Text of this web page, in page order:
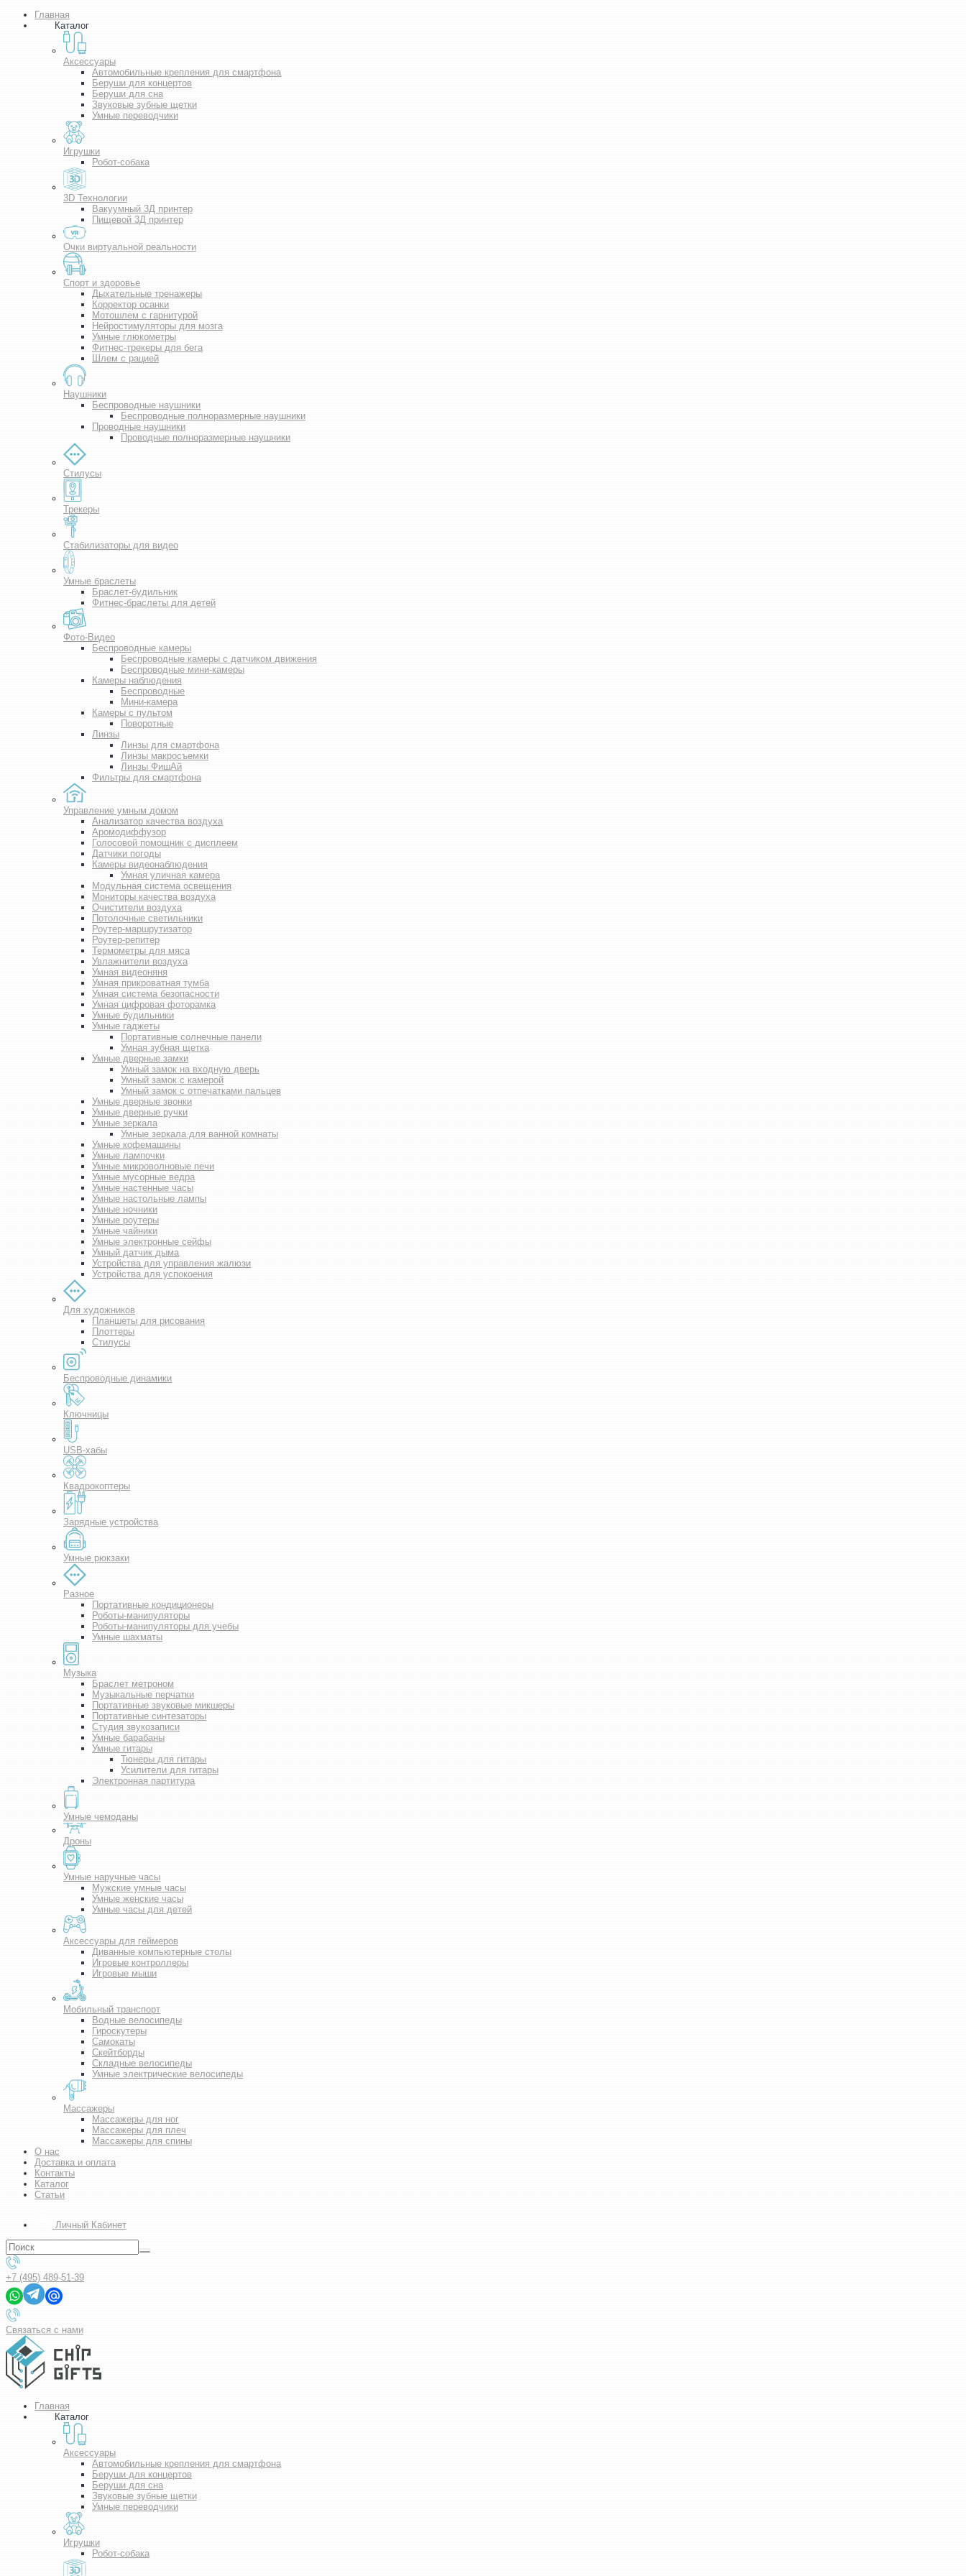
Главная
Каталог
Аксессуары
Автомобильные крепления для смартфона
Беруши для концертов
Беруши для сна
Звуковые зубные щетки
Умные переводчики
Игрушки
Робот-собака
3D Технологии
Вакуумный 3Д принтер
Пищевой 3Д принтер
Очки виртуальной реальности
Спорт и здоровье
Дыхательные тренажеры
Корректор осанки
Мотошлем с гарнитурой
Нейростимуляторы для мозга
Умные глюкометры
Фитнес-трекеры для бега
Шлем с рацией
Наушники
Беспроводные наушники
Беспроводные полноразмерные наушники
Проводные наушники
Проводные полноразмерные наушники
Стилусы
Трекеры
Стабилизаторы для видео
Умные браслеты
Браслет-будильник
Фитнес-браслеты для детей
Фото-Видео
Беспроводные камеры
Беспроводные камеры с датчиком движения
Беспроводные мини-камеры
Камеры наблюдения
Беспроводные
Мини-камера
Камеры с пультом
Поворотные
Линзы
Линзы для смартфона
Линзы макросъемки
Линзы ФишАй
Фильтры для смартфона
Управление умным домом
Анализатор качества воздуха
Аромодиффузор
Голосовой помощник с дисплеем
Датчики погоды
Камеры видеонаблюдения
Умная уличная камера
Модульная система освещения
Мониторы качества воздуха
Очистители воздуха
Потолочные светильники
Роутер-маршрутизатор
Роутер-репитер
Термометры для мяса
Увлажнители воздуха
Умная видеоняня
Умная прикроватная тумба
Умная система безопасности
Умная цифровая фоторамка
Умные будильники
Умные гаджеты
Портативные солнечные панели
Умная зубная щетка
Умные дверные замки
Умный замок на входную дверь
Умный замок с камерой
Умный замок с отпечатками пальцев
Умные дверные звонки
Умные дверные ручки
Умные зеркала
Умные зеркала для ванной комнаты
Умные кофемашины
Умные лампочки
Умные микроволновые печи
Умные мусорные ведра
Умные настенные часы
Умные настольные лампы
Умные ночники
Умные роутеры
Умные чайники
Умные электронные сейфы
Умный датчик дыма
Устройства для управления жалюзи
Устройства для успокоения
Для художников
Планшеты для рисования
Плоттеры
Стилусы
Беспроводные динамики
Ключницы
USB-хабы
Квадрокоптеры
Зарядные устройства
Умные рюкзаки
Разное
Портативные кондиционеры
Роботы-манипуляторы
Роботы-манипуляторы для учебы
Умные шахматы
Музыка
Браслет метроном
Музыкальные перчатки
Портативные звуковые микшеры
Портативные синтезаторы
Студия звукозаписи
Умные барабаны
Умные гитары
Тюнеры для гитары
Усилители для гитары
Электронная партитура
Умные чемоданы
Дроны
Умные наручные часы
Мужские умные часы
Умные женские часы
Умные часы для детей
Аксессуары для геймеров
Диванные компьютерные столы
Игровые контроллеры
Игровые мыши
Мобильный транспорт
Водные велосипеды
Гироскутеры
Самокаты
Скейтборды
Складные велосипеды
Умные электрические велосипеды
Массажеры
Массажеры для ног
Массажеры для плеч
Массажеры для спины
О нас
Доставка и оплата
Контакты
Каталог
Статьи
Личный Кабинет
+7 (495) 489-51-39
Связаться с нами
Главная
Каталог
Аксессуары
Автомобильные крепления для смартфона
Беруши для концертов
Беруши для сна
Звуковые зубные щетки
Умные переводчики
Игрушки
Робот-собака